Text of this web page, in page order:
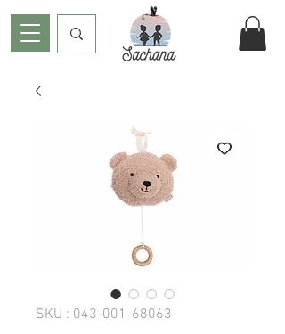
SKU : 043-001-68063